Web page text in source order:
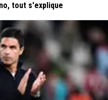
tout s'explique